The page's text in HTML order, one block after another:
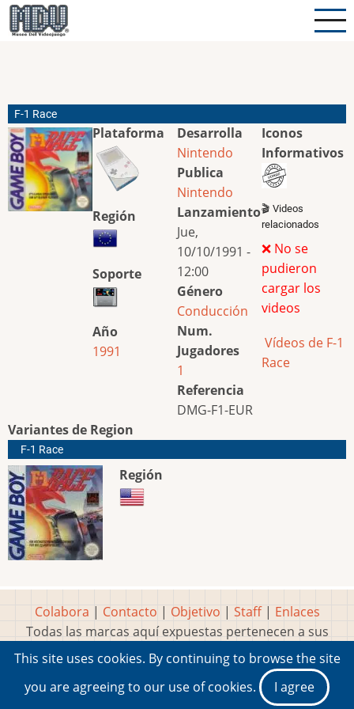
Pasar
al
F-1 Race
Plataforma
Región
Soporte
Año
1991
Desarrolla
Nintendo
Publica
Nintendo
Lanzamiento
Jue,
10/10/1991 -
12:00
Género
Conducción
Num.
Jugadores
1
Referencia
DMG-F1-EUR
Iconos
Informativos
🎬 Videos
relacionados
❌ No se
pudieron
cargar los
videos
Vídeos de F-1
Race
Variantes de Region
F-1 Race
Región
Colabora | Contacto | Objetivo | Staff| Enlaces
Todas las marcas aquí expuestas pertenecen a sus
respectivos y legítimos dueños
Idea, página, contenidos y diseños creados porMarty
2001-2026 Museo del Videojuego®
This site uses cookies. By continuing to browse the site
you are agreeing to our use of cookies.
I agree